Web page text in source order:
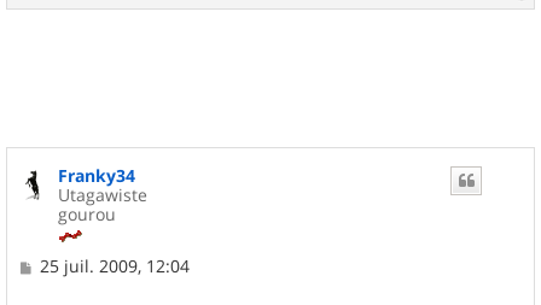
a
Franky34
Utagawiste
gourou
M
25 juil. 2009, 12:04